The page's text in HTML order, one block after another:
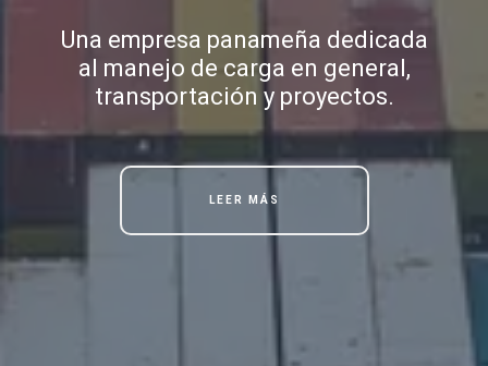
Una empresa panameña dedicada
al manejo de carga en general,
transportación y proyectos.
LEER MÁS